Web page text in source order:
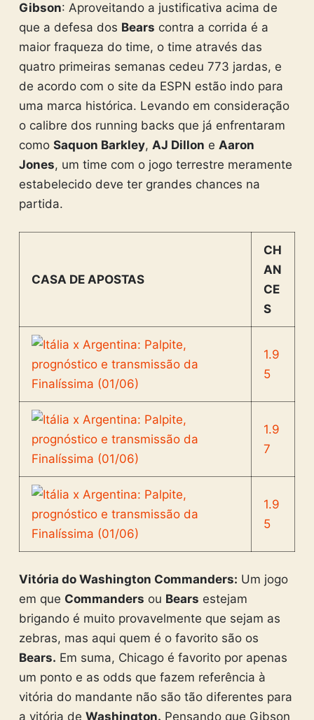
Gibson: Aproveitando a justificativa acima de
que a defesa dos Bears contra a corrida é a
maior fraqueza do time, o time através das
quatro primeiras semanas cedeu 773 jardas, e
de acordo com o site da ESPN estão indo para
uma marca histórica. Levando em consideração
o calibre dos running backs que já enfrentaram
como Saquon Barkley, AJ Dillon e Aaron
Jones, um time com o jogo terrestre meramente
estabelecido deve ter grandes chances na
partida.
CASA DE APOSTAS
CH
AN
CE
S
1.9
5
1.9
7
1.9
5
Vitória do Washington Commanders: Um jogo
em que Commanders ou Bears estejam
brigando é muito provavelmente que sejam as
zebras, mas aqui quem é o favorito são os
Bears. Em suma, Chicago é favorito por apenas
um ponto e as odds que fazem referência à
vitória do mandante não são tão diferentes para
a vitória de Washington. Pensando que Gibson